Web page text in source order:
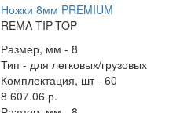
Ножки 8мм PREMIUM
REMA TIP-TOP
Размер, мм - 8
Тип - для легковых/грузовых
Комплектация, шт - 60
8 607.06 р.